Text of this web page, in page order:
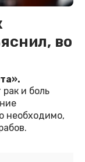
во
и боль
необходимо,